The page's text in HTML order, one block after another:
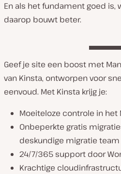
En als het fundament goed is,
daarop bouwt beter.
Geef je site een boost met
van Kinsta, ontworpen voor
eenvoud. Met Kinsta krijg je:
Moeiteloze controle in het
Onbeperkte gratis
deskundige migratie team
24/7/365 support door
Krachtige